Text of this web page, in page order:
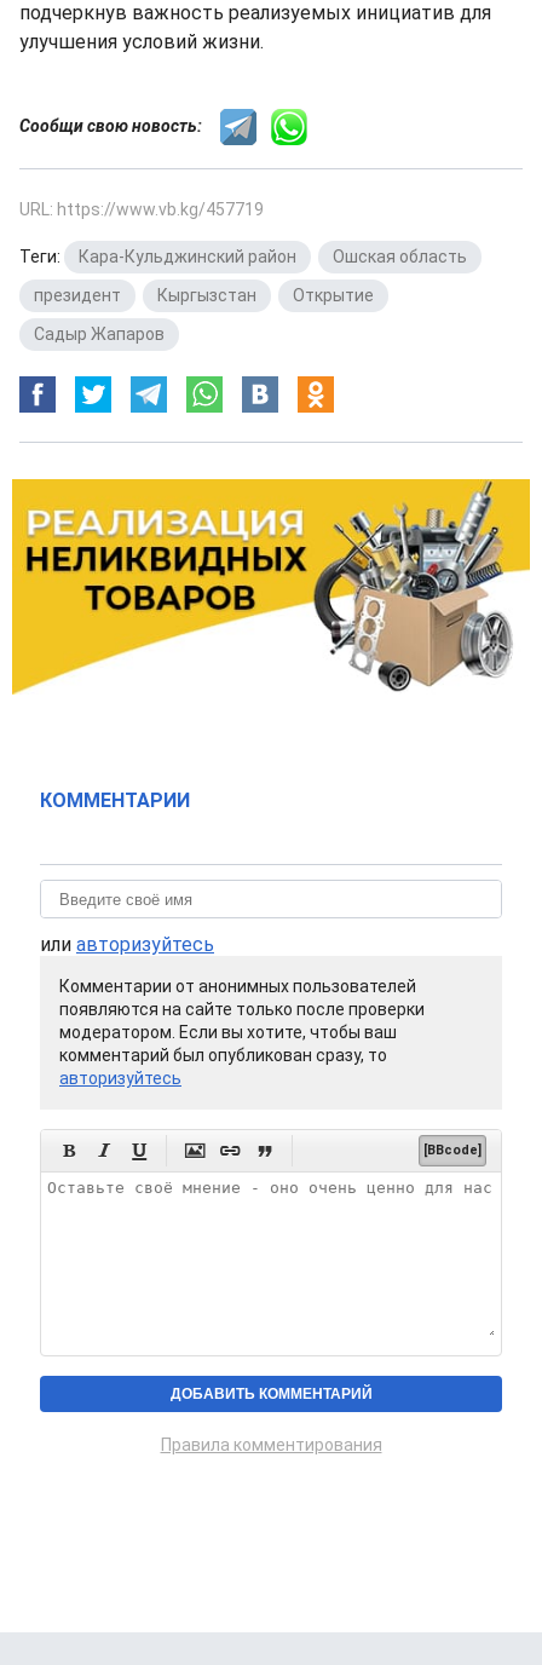
подчеркнув важность реализуемых инициатив для
улучшения условий жизни.
Сообщи свою новость:
URL: https://www.vb.kg/457719
Теги: Кара-Кульджинский район Ошская область
президент
Кыргызстан Открытие
Садыр Жапаров
КОММЕНТАРИИ
или авторизуйтесь
Комментарии от анонимных пользователей
появляются на сайте только после проверки
модератором. Если вы хотите, чтобы ваш
комментарий был опубликован сразу, то
авторизуйтесь
      [BBcode]
Правила комментирования